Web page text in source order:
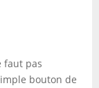
faut pas
bouton de